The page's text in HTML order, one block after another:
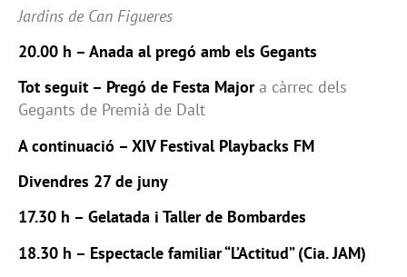
Jardins de Can Figueres
20.00 h – Anada al pregó amb els Gegants
Tot seguit – Pregó de Festa Majora càrrec dels
Gegants de Premià de Dalt
A continuació – XIV Festival Playbacks FM
Divendres 27 de juny
17.30 h – Gelatada i Taller de Bombardes
18.30 h – Espectacle familiar “L’Actitud” (Cia. JAM)